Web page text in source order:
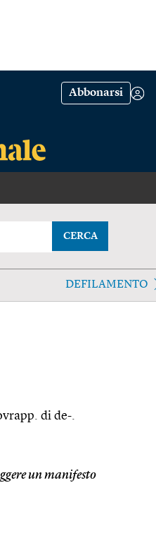
Abbonarsi
CERCA
DEFILAMENTO
di de-.
un manifesto